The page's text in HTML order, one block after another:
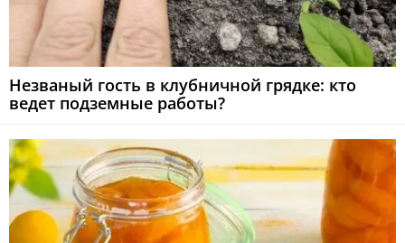
Незваный гость в клубничной грядке: кто
ведет подземные работы?